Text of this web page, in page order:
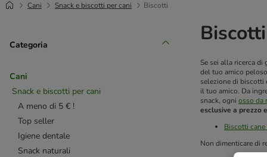
Cani Snack e biscotti per cani Biscotti
Categoria
Cani
Snack e biscotti per cani
A meno di 5 € !
Top seller
Igiene dentale
Snack naturali
Se sei alla ricerca
del tuo amico
selezione di biscotti
il tuo amico. Da
snack, ogni osso da
esclusive a prezzo
Biscotti
Non dimenticare di